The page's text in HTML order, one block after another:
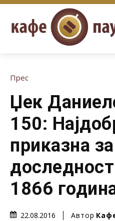
Прес
Џек
150:
приказна за
1866
22.08.2016 Автор